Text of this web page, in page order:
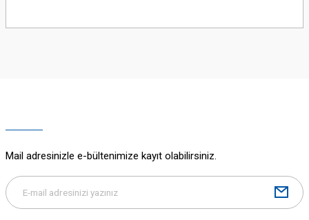
yetersiz gördüğünüz noktaları öneri formunu kullanarak tarafımıza
Bu ürüne benzer farklı alternatifler olmalı.
Mail adresinizle e-bültenimize kayıt olabilirsiniz.